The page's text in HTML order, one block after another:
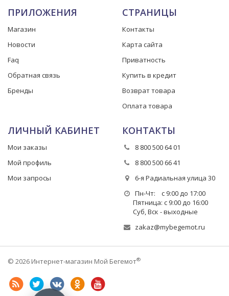
ПРИЛОЖЕНИЯ
Магазин
Новости
Faq
Обратная связь
Бренды
СТРАНИЦЫ
Контакты
Карта сайта
Приватность
Купить в кредит
Возврат товара
Оплата товара
ЛИЧНЫЙ КАБИНЕТ
Мои заказы
Мой профиль
Мои запросы
КОНТАКТЫ
8 800 500 64 01
8 800 500 66 41
6-я Радиальная улица 30
Пн-Чт: с 9:00 до 17:00
Пятница: с 9:00 до 16:00
Суб, Вск - выходные
zakaz@mybegemot.ru
© 2026 Интернет-магазин Мой Бегемот®